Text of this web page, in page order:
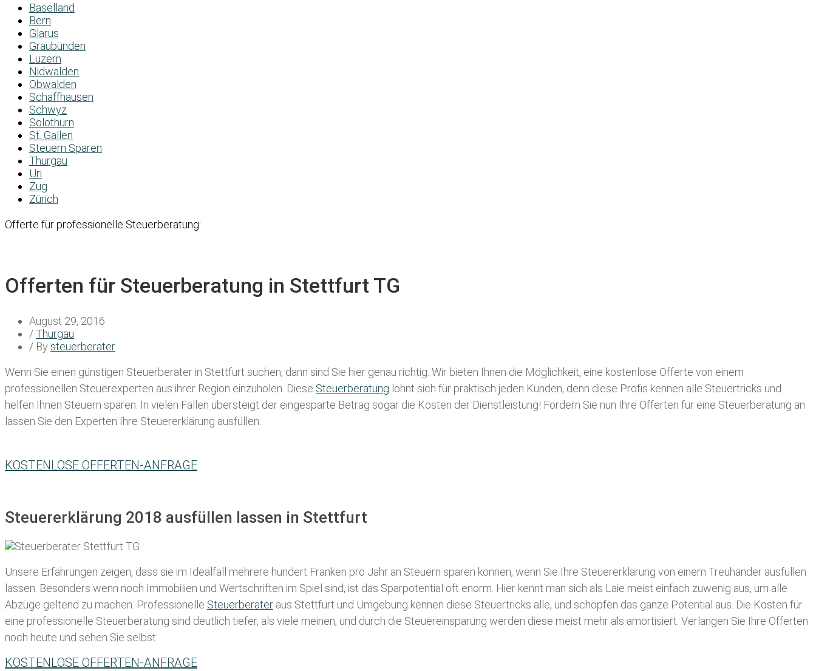
Baselland
Bern
Glarus
Graubünden
Luzern
Nidwalden
Obwalden
Schaffhausen
Schwyz
Solothurn
St. Gallen
Steuern Sparen
Thurgau
Uri
Zug
Zürich
Offerte für professionelle Steuerberatung:
Offerten für Steuerberatung in Stettfurt TG
August 29, 2016
/Thurgau
/ By steuerberater
Wenn Sie einen günstigen Steuerberater in Stettfurt suchen, dann sind Sie hier genau richtig. Wir bieten Ihnen die Möglichkeit, eine kostenlose Offerte von einem
professionellen Steuerexperten aus ihrer Region einzuholen. Diese Steuerberatung lohnt sich für praktisch jeden Kunden, denn diese Profis kennen alle Steuertricks und
helfen Ihnen Steuern sparen. In vielen Fällen übersteigt der eingesparte Betrag sogar die Kosten der Dienstleistung! Fordern Sie nun Ihre Offerten für eine Steuerberatung an
lassen Sie den Experten Ihre Steuererklärung ausfüllen:
KOSTENLOSE OFFERTEN-ANFRAGE
Steuererklärung 2018 ausfüllen lassen in Stettfurt
Unsere Erfahrungen zeigen, dass sie im Idealfall mehrere hundert Franken pro Jahr an Steuern sparen können, wenn Sie Ihre Steuererklärung von einem Treuhänder ausfüllen
lassen . Besonders wenn noch Immobilien und Wertschriften im Spiel sind, ist das Sparpotential oft enorm. Hier kennt man sich als Laie meist einfach zuwenig aus, um alle
Abzüge geltend zu machen. Professionelle Steuerberater aus Stettfurt und Umgebung kennen diese Steuertricks alle, und schöpfen das ganze Potential aus. Die Kosten für
eine professionelle Steuerberatung sind deutlich tiefer, als viele meinen, und durch die Steuereinsparung werden diese meist mehr als amortisiert. Verlangen Sie Ihre Offerten
noch heute und sehen Sie selbst:
KOSTENLOSE OFFERTEN-ANFRAGE